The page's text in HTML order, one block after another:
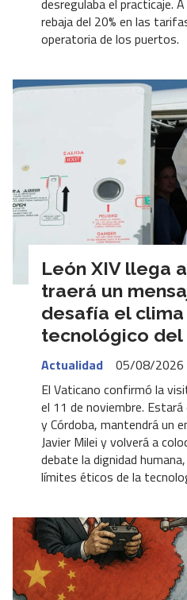
desregulaba el practicaje.
rebaja del 20% en las
operatoria de los puertos.
León XIV llega
traerá un
desafía el
tecnológico del
Actualidad
05/08/2026
El Vaticano confirmó la
el 11 de noviembre.
y Córdoba, mantendrá un
Javier Milei y volverá a
debate la dignidad
límites éticos de la